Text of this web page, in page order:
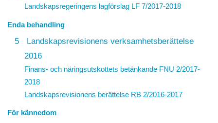
Landskapsregeringens lagförslag LF 7/2017-2018
Enda behandling
5
Landskapsrevisionens verksamhetsberättelse
2016
Finans- och näringsutskottets betänkande FNU 2/2017-
2018
Landskapsrevisionens berättelse RB 2/2016-2017
För kännedom